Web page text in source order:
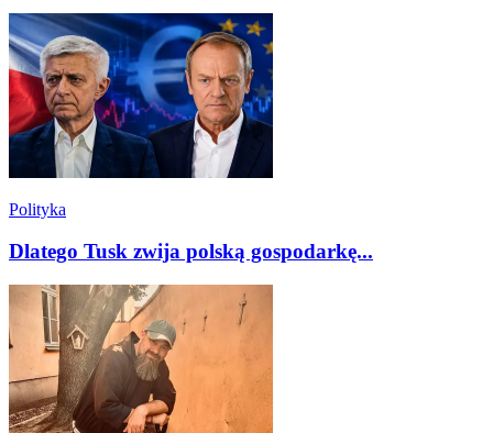
Polityka
Dlatego Tusk zwija polską gospodarkę...